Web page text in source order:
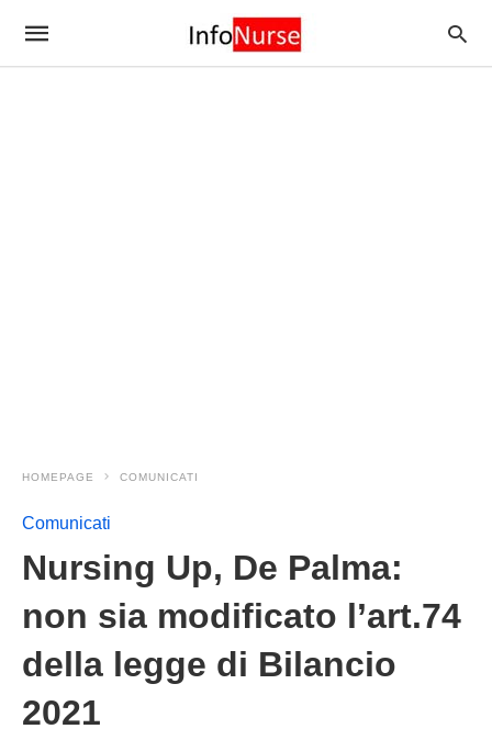
HOMEPAGE COMUNICATI
Comunicati
Nursing Up, De Palma:
non sia modificato l’art.74
della legge di Bilancio
2021